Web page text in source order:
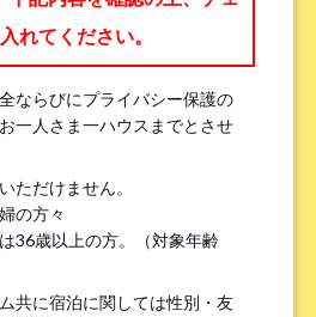
返信を受け取るために、Gmail や Yahoo
れてください。
ならびにプライバシー保護の
一人さま一ハウスまでとさせ
ただけません。
の方々
36歳以上の方。（対象年齢
共に宿泊に関しては性別・友